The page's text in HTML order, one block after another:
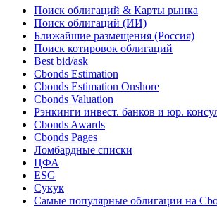
Поиск облигаций & Карты рынка
Поиск облигаций (ИИ)
Ближайшие размещения (Россия)
Поиск котировок облигаций
Best bid/ask
Cbonds Estimation
Cbonds Estimation Onshore
Cbonds Valuation
Рэнкинги инвест. банков и юр.
Cbonds Awards
Cbonds Pages
Ломбардные списки
ЦФА
ESG
Сукук
Самые популярные облигации на